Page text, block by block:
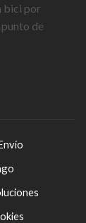
bici por
punto de